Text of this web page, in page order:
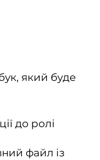
який буде
до ролі
файл із